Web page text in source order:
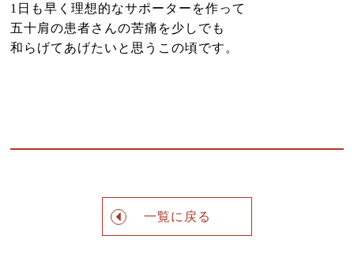
1日も早く理想的なサポーターを作って
五十肩の患者さんの苦痛を少しでも
和らげてあげたいと思うこの頃です。
一覧に戻る